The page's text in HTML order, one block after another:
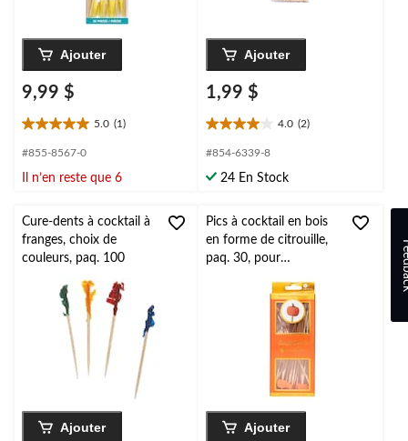
Ajouter
9,99 $
5.0 (1)
5.0
étoile(s)
5.
évaluation
#855-8567-0
Il n’en reste que 6
Ajouter
1,99 $
4.0 (2)
4.0
étoile(s)
5.
évaluations
#854-6339-8
24 En Stock
Cure-dents à cocktail à
franges, choix de
couleurs, paq. 100
Ajouter
Pics à cocktail en bois
en forme de citrouille,
paq. 30, pour
grâce/Halloween
Ajouter